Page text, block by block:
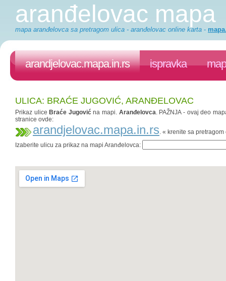
aranđelovac mapa
mapa aranđelovca sa pretragom ulica - aranđelovac online karta -
arandjelovac.mapa.in.rs ispravka
ULICA: BRAĆE JUGOVIĆ, ARANĐELOVAC
Prikaz ulice Braće Jugovićna mapi. Aranđelovca. PAŽNJA - ovaj deo
stranice ovde:
arandjelovac.mapa.in.rs. « krenite sa pretragom
Izaberite ulicu za prikaz na mapi Aranđelovca: